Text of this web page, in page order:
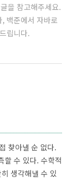
을 참고해주세요.
백준에서 자바로
립니다.
찾아낼 순 없다.
할 수 있다. 수학적
생각해낼 수 있